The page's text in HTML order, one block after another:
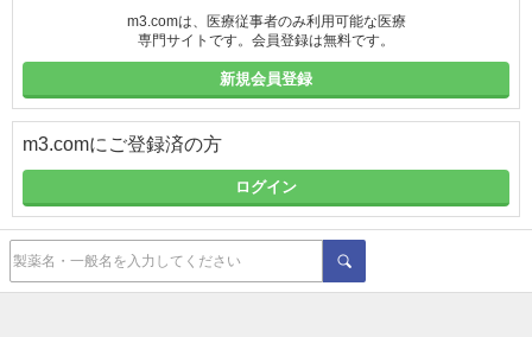
m3.comは、医療従事者のみ利用可能な医療
専門サイトです。会員登録は無料です。
新規会員登録
m3.comにご登録済の方
ログイン